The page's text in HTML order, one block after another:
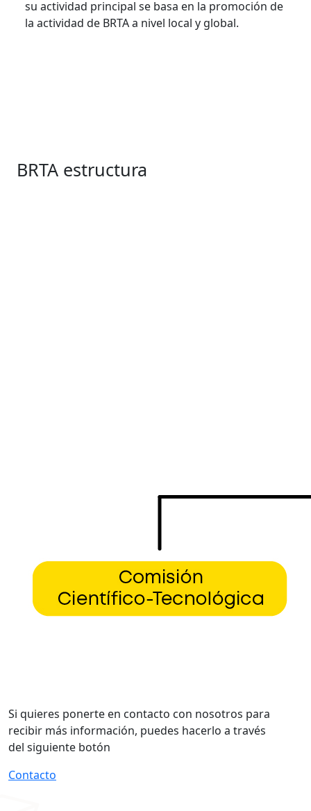
su actividad principal se basa en la promoción de
la actividad de BRTA a nivel local y global.
BRTA estructura
Si quieres ponerte en contacto con nosotros para
recibir más información, puedes hacerlo a través
del siguiente botón
Contacto